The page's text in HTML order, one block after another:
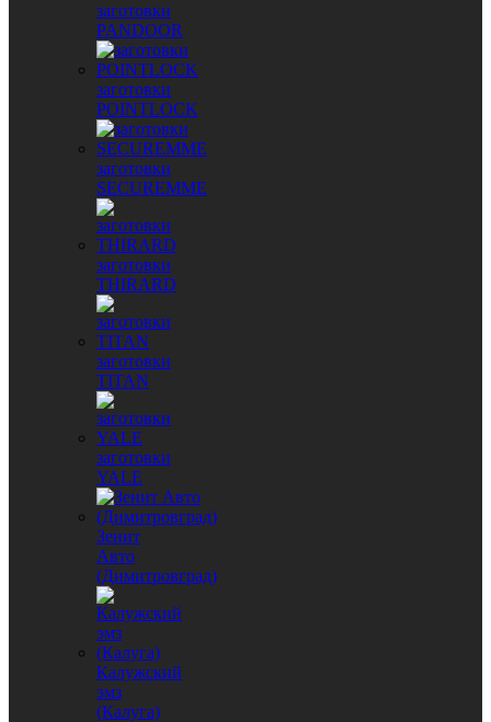
заготовки
PANDOOR
заготовки
POINTLOCK
заготовки
SECUREMME
заготовки
THIRARD
заготовки
TITAN
заготовки
YALE
Зенит
Авто
(Димитровград)
Калужский
эмз
(Калуга)